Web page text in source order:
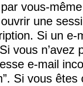
vous-
une
Si un
vous n’avez
e-mail
Si vous